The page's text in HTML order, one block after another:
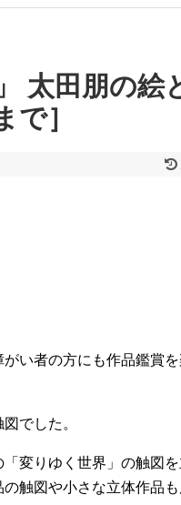
」 太田朋の
で］
い者の方にも作品鑑賞
でした。
変りゆく世界」の触図
触図や小さな立体作品